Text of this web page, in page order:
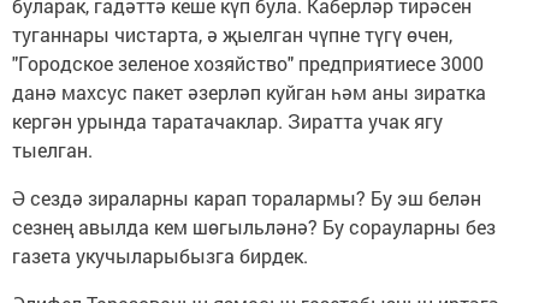
буларак, гадәттә кеше күп була. Каберләр тирәсен
туганнары чистарта, ә җыелган чүпне түгү өчен,
"Городское зеленое хозяйство" предприятиесе 3000
данә махсус пакет әзерләп куйган һәм аны зиратка
кергән урында таратачаклар. Зиратта учак ягу
тыелган.
Ә сездә зираларны карап торалармы? Бу эш белән
сезнең авылда кем шөгыльләнә? Бу сорауларны без
газета укучыларыбызга бирдек.